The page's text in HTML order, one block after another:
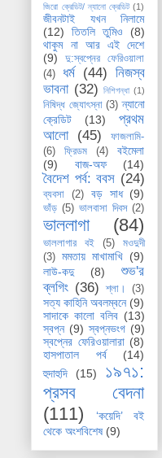
জিরো ক্রেডিট/ ন্যানো ক্রেডিট (1)
জীবনটাই যখন নিলামে
(12)
তিতলি তুমিও
(8)
থাকুম না আর এই দেশে
(9)
দু:স্বপ্নের ফেরিওয়ালা
(4)
ধর্ম (44) নিজস্ব
ভাবনা (32) নিশিগন্ধা (1)
নিষিদ্ধ জ্যোৎস্না (3) ন্যানো
ক্রেডিট
(13)
প্রথম
আলো
(45)
ফাজলামি-
(6)
ফ্রিডম (4)
বইমেলা
(9)
বাজ-অফ (14)
বৈদেশ পর্ব: ববস (24)
ব্যবসা (2) বড় সাধ (9)
ভাঁড় (5) ভালবাসা দিবস (2)
ভাললাগা (84)
ভাললাগার বই (5)
মওদুদী
(3)
মমতায় মাখামাখি (9)
লাউ-কদু
(8)
শুভ'র
ব্লগিং (36) শ্লা। (3)
সত্য কাহিনি অবলম্বনে (9)
সাদাকে কালো বলিব (13)
স্বপ্ন (9) স্বপ্নভংগ (9)
স্বপ্নের ফেরিওয়ালারা (8)
হাসপাতাল পর্ব
(14)
হুদাহুদি
(15)
১৯৭১:
প্রসব বেদনা
(111)
‘কয়েদি’ বই
থেকে অংশবিশেষ (9)